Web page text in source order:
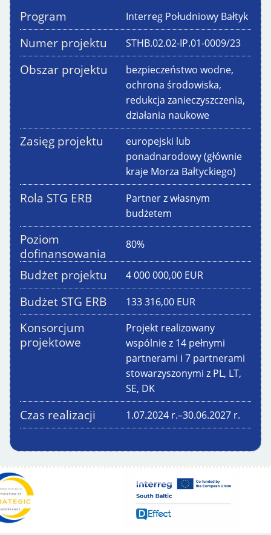
Program Interreg Południowy Bałtyk
Numer projektu STHB.02.02-IP.01-0009/23
Obszar projektu
bezpieczeństwo wodne,
ochrona środowiska,
redukcja zanieczyszczenia,
działania naukowe
Zasięg projektu
europejski lub
ponadnarodowy (głównie
kraje Morza Bałtyckiego)
Rola STG ERB
Partner z własnym
budżetem
Poziom
dofinansowania
80%
Budżet projektu 4 000 000,00 EUR
Budżet STG ERB 133 316,00 EUR
Konsorcjum
projektowe
Projekt realizowany
wspólnie z 14 pełnymi
partnerami i 7 partnerami
stowarzyszonymi z PL, LT,
SE, DK
Czas realizacji 1.07.2024 r.–30.06.2027 r.